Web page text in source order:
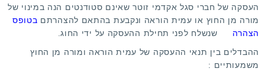
העסקה של חברי סגל אקדמי זוטר שאינם סטודנטים הנה במינוי של
מורה מן החוץ או עמית הוראה ונקבעת בהתאם להצהרתם בטופס
הצהרה
שנשלח לפני תחילת ההעסקה על ידי החוג.
ההבדלים בין תנאי ההעסקה של עמית הוראה ומורה מן החוץ
משמעותיים :